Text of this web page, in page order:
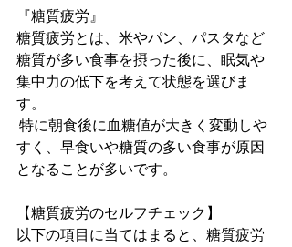
『糖質疲労』
糖質疲労とは、米やパン、パスタなど
糖質が多い食事を摂った後に、眠気や
集中力の低下を考えて状態を選びま
す。
すく、早食いや糖質の多い食事が原因
となることが多いです。
【糖質疲労のセルフチェック】
以下の項目に当てはまると、糖質疲労